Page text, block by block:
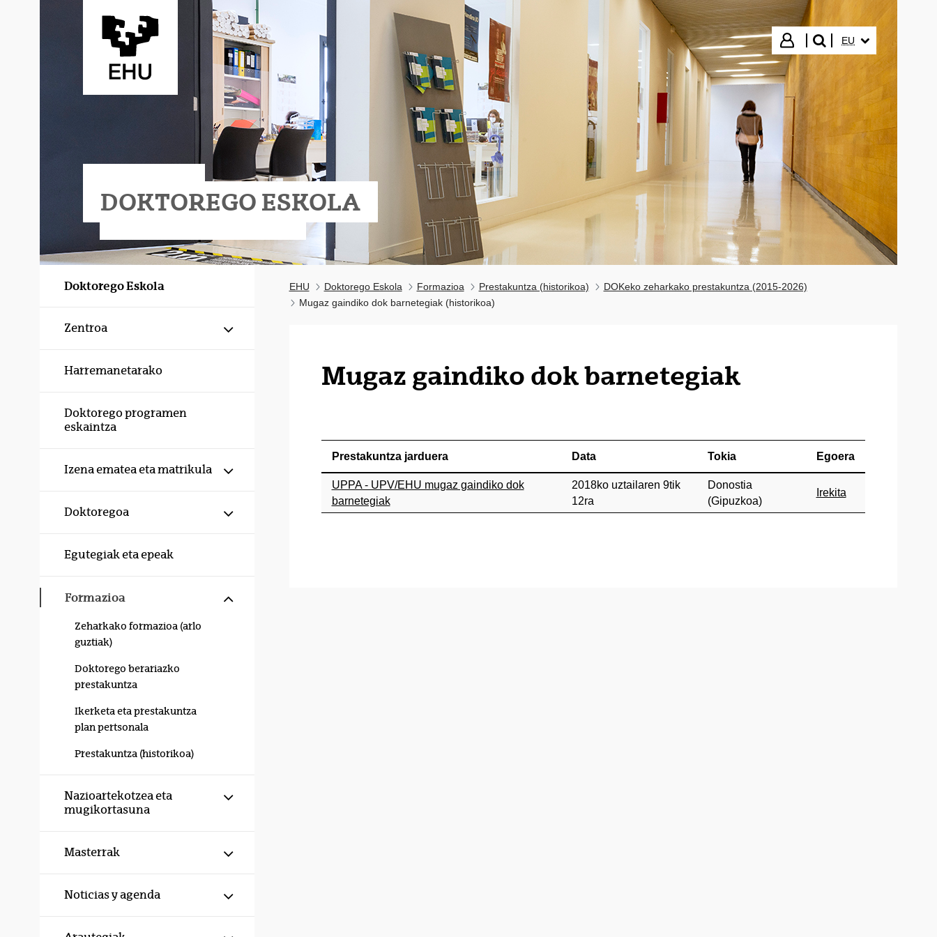
Hasi saioa
bilatu"
EU
DOKTOREGO ESKOLA
Doktorego Eskola
Zentroa Erakutsi/izkutatu azpiorriak
Harremanetarako
Doktorego programen
eskaintza
Izena ematea eta matrikula Erakutsi/izkutatu azpiorriak
Doktoregoa Erakutsi/izkutatu azpiorriak
Egutegiak eta epeak
Formazioa Erakutsi/izkutatu azpiorriak
Zeharkako formazioa (arlo
guztiak)
Doktorego berariazko
prestakuntza
Ikerketa eta prestakuntza
plan pertsonala
Prestakuntza (historikoa)
Nazioartekotzea eta
mugikortasuna
Erakutsi/izkutatu azpiorriak
Masterrak Erakutsi/izkutatu azpiorriak
Noticias y agenda Erakutsi/izkutatu azpiorriak
EHU Doktorego Eskola Formazioa Prestakuntza (historikoa)
DOKeko zeharkako prestakuntza (2015-2026)
Mugaz gaindiko dok barnetegiak (historikoa)
Mugaz gaindiko dok barnetegiak
Prestakuntza jarduera Data Tokia Egoera
UPPA - UPV/EHU mugaz gaindiko dok
barnetegiak
2018ko uztailaren 9tik
12ra
Donostia
(Gipuzkoa)
Irekita